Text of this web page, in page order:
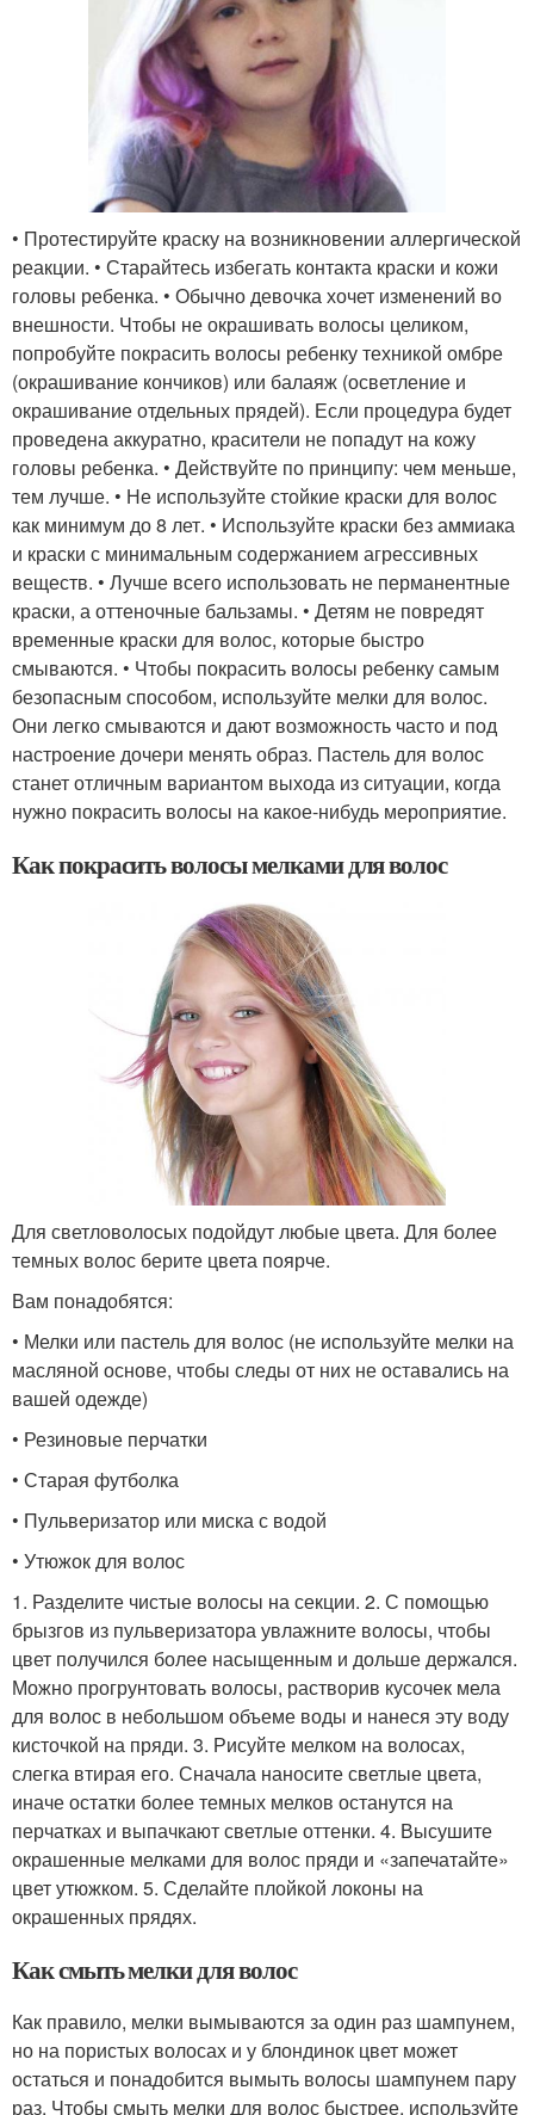
• Протестируйте краску на возникновении аллергической
реакции. • Старайтесь избегать контакта краски и кожи
головы ребенка. • Обычно девочка хочет изменений во
внешности. Чтобы не окрашивать волосы целиком,
попробуйте покрасить волосы ребенку техникой омбре
(окрашивание кончиков) или балаяж (осветление и
окрашивание отдельных прядей). Если процедура будет
проведена аккуратно, красители не попадут на кожу
головы ребенка. • Действуйте по принципу: чем меньше,
тем лучше. • Не используйте стойкие краски для волос
как минимум до 8 лет. • Используйте краски без аммиака
и краски с минимальным содержанием агрессивных
веществ. • Лучше всего использовать не перманентные
краски, а оттеночные бальзамы. • Детям не повредят
временные краски для волос, которые быстро
смываются. • Чтобы покрасить волосы ребенку самым
безопасным способом, используйте мелки для волос.
Они легко смываются и дают возможность часто и под
настроение дочери менять образ. Пастель для волос
станет отличным вариантом выхода из ситуации, когда
нужно покрасить волосы на какое-нибудь мероприятие.
Как покрасить волосы мелками для волос
Для светловолосых подойдут любые цвета. Для более
темных волос берите цвета поярче.
Вам понадобятся:
• Мелки или пастель для волос (не используйте мелки на
масляной основе, чтобы следы от них не оставались на
вашей одежде)
• Резиновые перчатки
• Старая футболка
• Пульверизатор или миска с водой
• Утюжок для волос
1. Разделите чистые волосы на секции. 2. С помощью
брызгов из пульверизатора увлажните волосы, чтобы
цвет получился более насыщенным и дольше держался.
Можно прогрунтовать волосы, растворив кусочек мела
для волос в небольшом объеме воды и нанеся эту воду
кисточкой на пряди. 3. Рисуйте мелком на волосах,
слегка втирая его. Сначала наносите светлые цвета,
иначе остатки более темных мелков останутся на
перчатках и выпачкают светлые оттенки. 4. Высушите
окрашенные мелками для волос пряди и «запечатайте»
цвет утюжком. 5. Сделайте плойкой локоны на
окрашенных прядях.
Как смыть мелки для волос
Как правило, мелки вымываются за один раз шампунем,
но на пористых волосах и у блондинок цвет может
остаться и понадобится вымыть волосы шампунем пару
раз. Чтобы смыть мелки для волос быстрее, используйте